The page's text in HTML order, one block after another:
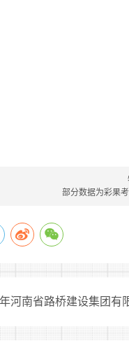
他不良行为，不宜从事
资待遇
用后签订劳动合同，依
用期间(3个月)工资为
部分数据为彩果
河南省路桥建设集团有